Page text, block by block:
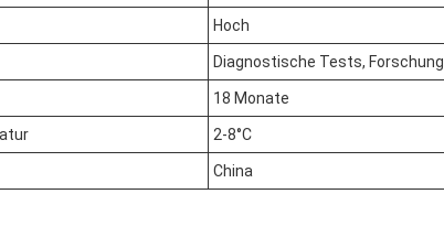
Hoch
Diagnostische Tests, Forschung
18 Monate
2-8°C
China